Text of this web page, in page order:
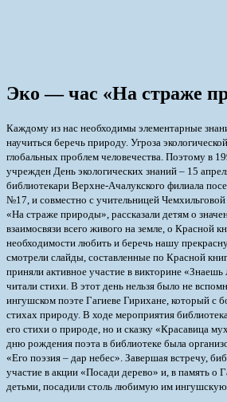
Эко — час «На страже
Каждому из нас необходимы элементарные
научиться беречь природу. Угроза
глобальных проблем человечества. Поэтому в
учрежден День экологических знаний – 15
библиотекари Верхне-Ачалукского филиала
№17, и совместно с учительницей
«На страже природы», рассказали детям о
взаимосвязи всего живого на земле, о Красной
необходимости любить и беречь нашу
смотрели слайды, составленные по Красной
приняли активное участие в викторине
читали стихи. В этот день нельзя было не
ингушском поэте Гагиеве Гирихане, который с
стихах природу. В ходе мероприятия
его стихи о природе, но и сказку «Красавица
дню рождения поэта в библиотеке была
«Его поэзия – дар небес». Завершая встречу,
участие в акции «Посади дерево» и, в память о
детьми, посадили столь любимую им